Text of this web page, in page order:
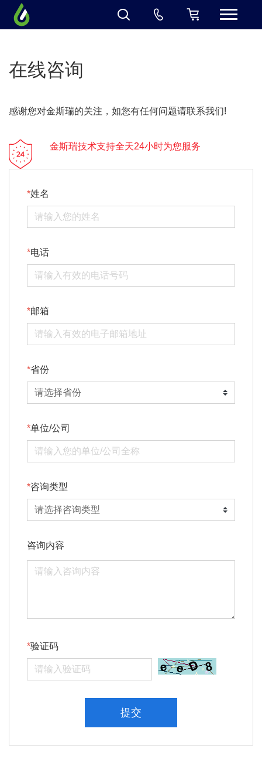
在线咨询
感谢您对金斯瑞的关注，如您有任何问题请联系我们!
金斯瑞技术支持全天24小时为您服务
姓名
电话
邮箱
省份
单位/公司
咨询类型
咨询内容
验证码
提交